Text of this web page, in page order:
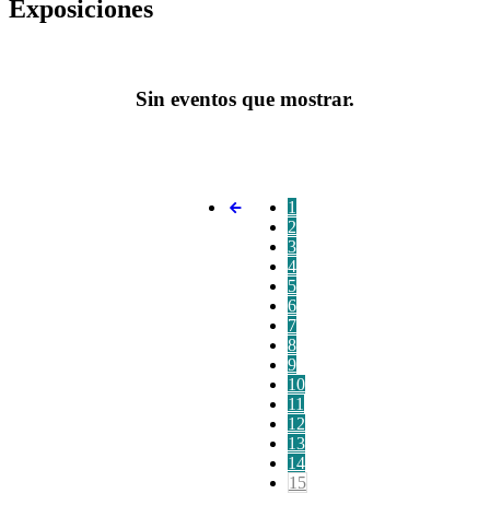
Exposiciones
Sin eventos que mostrar.
1
2
3
4
5
6
7
8
9
10
11
12
13
14
15